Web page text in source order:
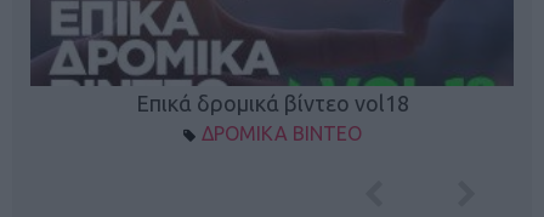
Επικά δρομικά βίντεο vol18
ΔΡΟΜΙΚΑ ΒΙΝΤΕΟ